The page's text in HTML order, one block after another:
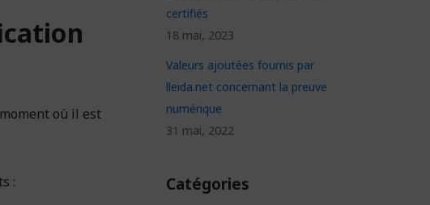
où il est
:
certifiés
18 mai, 2023
Valeurs ajoutées fournis par
lleida.net concernant la preuve
numérique
31 mai, 2022
Catégories